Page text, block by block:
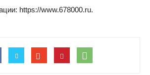
https://www.678000.ru.